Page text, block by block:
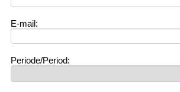
E-mail:
Periode/Period: